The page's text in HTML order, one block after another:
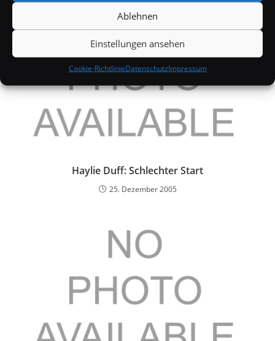
Ablehnen
Einstellungen ansehen
Cookie-RichtlinieDatenschutzImpressum
Haylie Duff: Schlechter Start
25. Dezember 2005